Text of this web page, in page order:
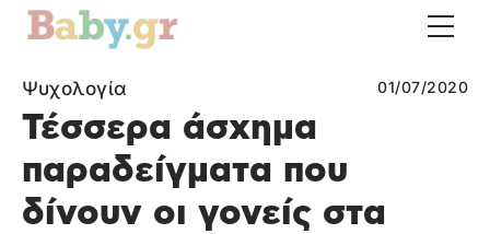
Ψυχολογία 01/07/2020
Τέσσερα άσχημα
παραδείγματα που
δίνουν οι γονείς στα